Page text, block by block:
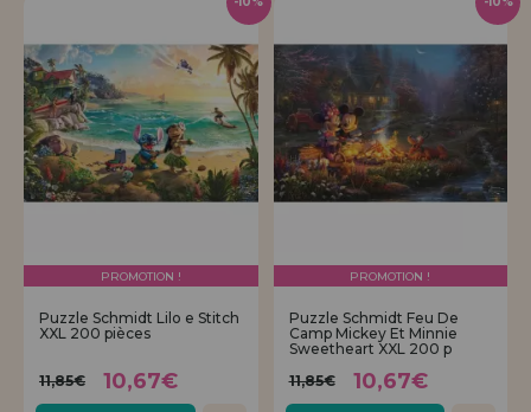
PROMOTION !
Puzzle Schmidt Lilo e Stitch
XXL 200 pièces
11,85€ 10,67€
PROMOTION !
Puzzle Schmidt Feu De
Camp Mickey Et Minnie
Sweetheart XXL 200 p
11,85€
10,67€